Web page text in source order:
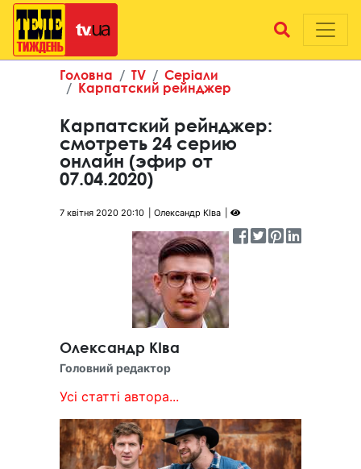
Головна TV
Серіали
Карпатский рейнджер
Карпатский рейнджер:
смотреть 24 серию
онлайн (эфир от
07.04.2020)
7 квітня 2020 20:10 Олександр КІва
Олександр КІва
Головний редактор
Усі статті автора...